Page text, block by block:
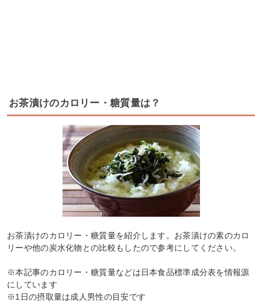
お茶漬けのカロリー・糖質量は？
お茶漬けのカロリー・糖質量を紹介します。お茶漬けの素のカロ
リーや他の炭水化物との比較もしたので参考にしてください。
※本記事のカロリー・糖質量などは日本食品標準成分表を情報源
にしています
※1日の摂取量は成人男性の目安です